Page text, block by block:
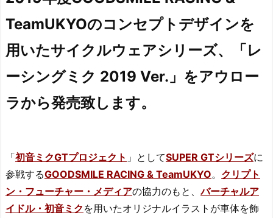
TeamUKYOのコンセプトデザインを
用いたサイクルウェアシリーズ、「レ
ーシングミク 2019 Ver.」をアウロー
ラから発売致します。
「初音ミクGTプロジェクト 」としてSUPER GTシリーズに
参戦するGOODSMILE RACING & TeamUKYO。 クリプト
ン・フューチャー・メディアの協力のもと、バーチャルア
イドル・初音ミク を用いたオリジナルイラストが車体を飾